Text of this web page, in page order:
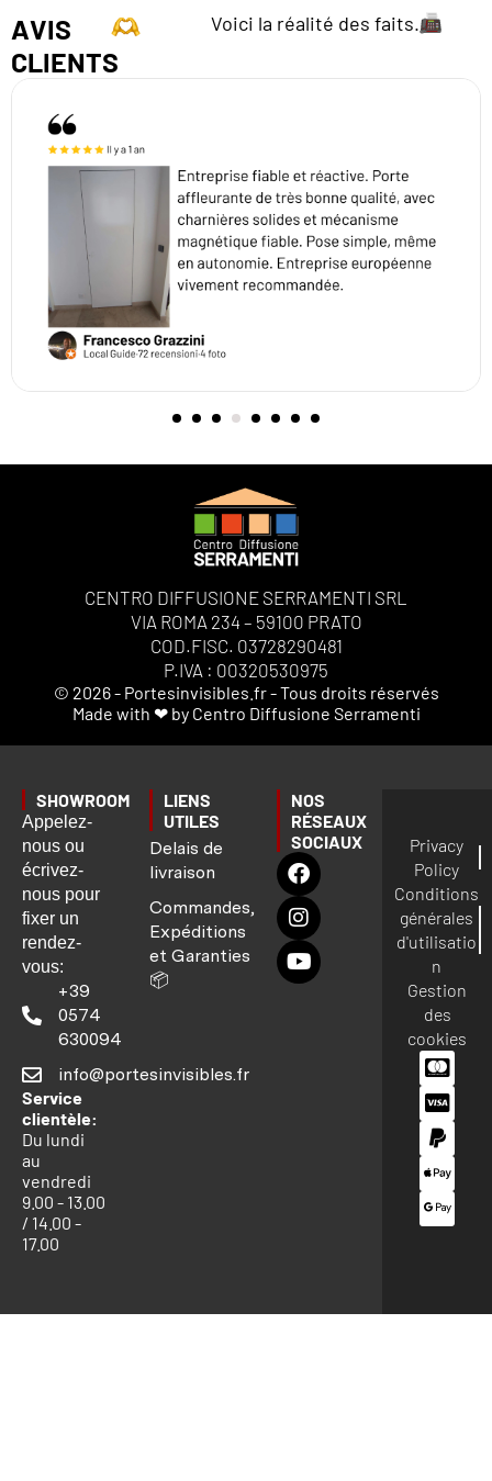
AVIS
CLIENTS
Voici la réalité des faits.
CENTRO DIFFUSIONE SERRAMENTI SRL
VIA ROMA 234 – 59100 PRATO
COD.FISC. 03728290481
P.IVA : 00320530975
© 2026 - Portesinvisibles.fr - Tous droits réservés
Made with ❤ by Centro Diffusione Serramenti
SHOWROOM
Appelez-
nous ou
écrivez-
nous pour
fixer un
rendez-
vous:
+39
0574
630094
info@portesinvisibles.fr
Service
clientèle:
Du lundi
au
vendredi
9.00 - 13.00
/ 14.00 -
17.00
LIENS
UTILES
Delais de
livraison
Commandes,
Expéditions
et Garanties
📦
NOS
RÉSEAUX
SOCIAUX
Privacy
Policy
Conditions
générales
d'utilisatio
n
Gestion
des
cookies